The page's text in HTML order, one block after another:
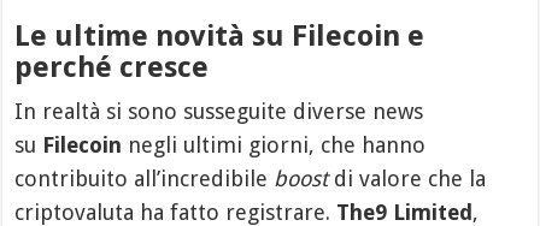
Le ultime novità su Filecoin e
perché cresce
In realtà si sono susseguite diverse news
su Filecoin negli ultimi giorni, che hanno
contribuito all’incredibile boostdi valore che la
criptovaluta ha fatto registrare. The9 Limited,